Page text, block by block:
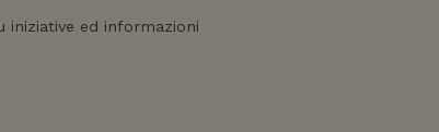
iniziative ed informazioni